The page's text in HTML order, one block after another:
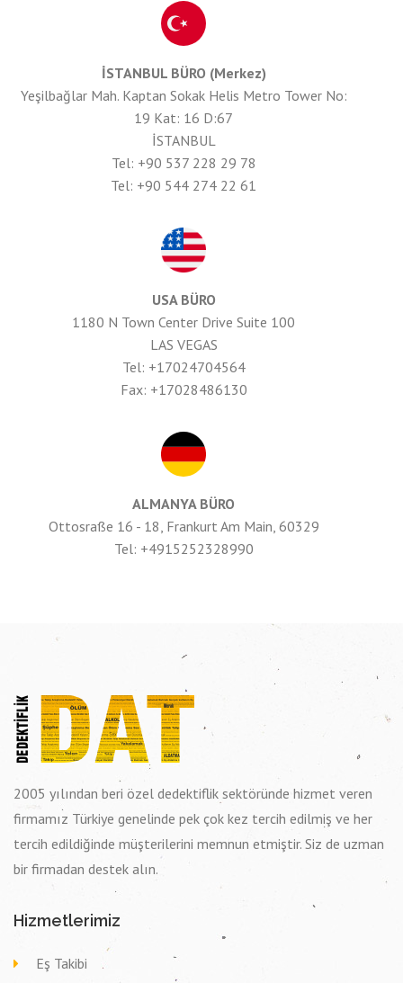
İSTANBUL BÜRO (Merkez)
Yeşilbağlar Mah. Kaptan Sokak Helis Metro Tower No:
19 Kat: 16 D:67
İSTANBUL
Tel: +90 537 228 29 78
Tel: +90 544 274 22 61
USA BÜRO
1180 N Town Center Drive Suite 100
LAS VEGAS
Tel: +17024704564
Fax: +17028486130
ALMANYA BÜRO
Ottosraße 16 - 18, Frankurt Am Main, 60329
Tel: +4915252328990
2005 yılından beri özel dedektiflik sektöründe hizmet veren
firmamız Türkiye genelinde pek çok kez tercih edilmiş ve her
tercih edildiğinde müşterilerini memnun etmiştir. Siz de uzman
bir firmadan destek alın.
Hizmetlerimiz
Eş Takibi